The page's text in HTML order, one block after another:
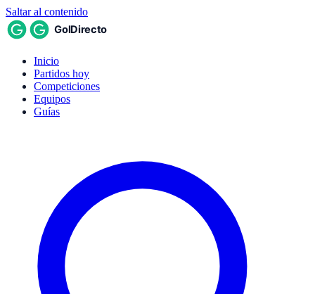
Saltar al contenido
Inicio
Partidos hoy
Competiciones
Equipos
Guías